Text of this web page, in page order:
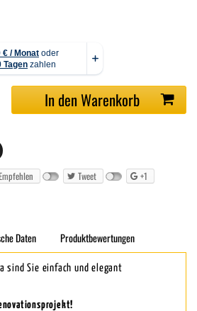
In den Warenkorb
Tweet +1
Daten Produktbewertungen
sind Sie einfach und elegant